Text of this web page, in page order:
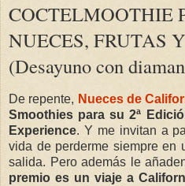
COCTELMOOTHIE
NUECES, FRUTAS
(Desayuno con
De repente, Nueces de
Smoothies para su 2ª
Experience. Y me invitan a
vida de perderme siempre en
salida. Pero además le
premio es un viaje a